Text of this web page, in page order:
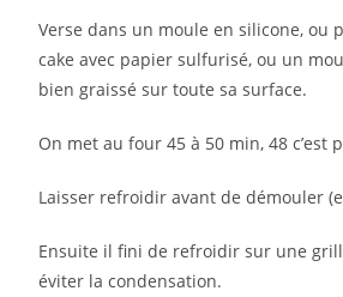
Verse dans un moule en silicone, ou
cake avec papier sulfurisé, ou un
bien graissé sur toute sa surface.⁣
On met au four 45 à 50 min, 48 c’est
Laisser refroidir avant de démouler
Ensuite il fini de refroidir sur une
éviter la condensation.⁣